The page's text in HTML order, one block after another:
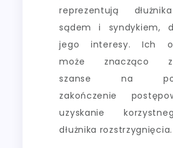
reprezentują
sądem i syndykiem,
jego interesy. Ich
może znacząco
szanse na
zakończenie
uzyskanie
dłużnika rozstrzygnięcia.